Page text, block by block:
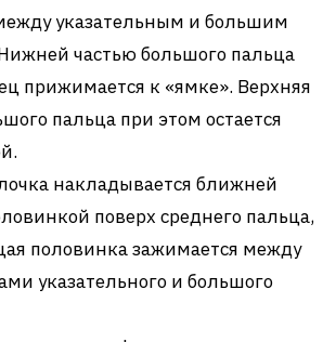
указательным и большим
частью большого пальца
прижимается к «ямке». Верхняя
пальца при этом остается
накладывается ближней
поверх среднего пальца,
половинка зажимается между
указательного и большого